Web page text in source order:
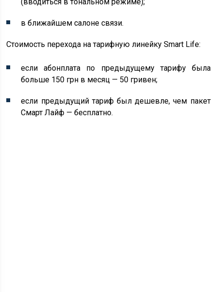
в ближайшем салоне связи.
Стоимость перехода на тарифную линейку Smart Life:
если абонплата по предыдущему тарифу была
больше 150 грн в месяц — 50 гривен;
если предыдущий тариф был дешевле, чем пакет
Смарт Лайф — бесплатно.